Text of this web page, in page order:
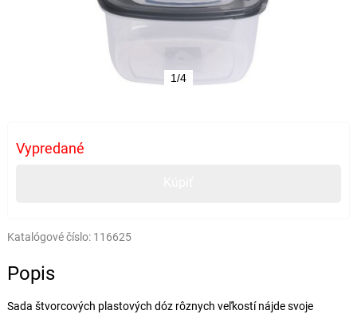
1/4
Vypredané
Katalógové číslo: 116625
Popis
Sada štvorcových plastových dóz rôznych veľkostí nájde svoje